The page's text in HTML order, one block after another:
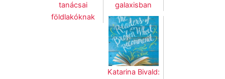
tanácsai
földlakóknak
galaxisban
Katarina Bivald: